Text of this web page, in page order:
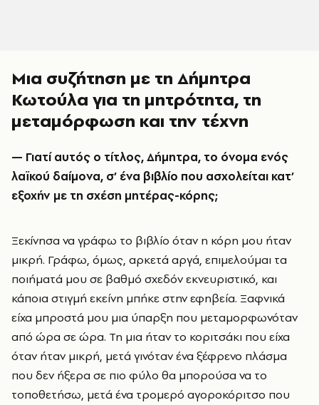
Μια συζήτηση με τη Δήμητρα
Κωτούλα για τη μητρότητα, τη
μεταμόρφωση και την τέχνη
— Γιατί αυτός ο τίτλος, Δήμητρα, το όνομα ενός
λαϊκού δαίμονα, σ’ ένα βιβλίο που ασχολείται κατ’
εξοχήν με τη σχέση μητέρας-κόρης;
Ξεκίνησα να γράφω το βιβλίο όταν η κόρη μου ήταν
μικρή. Γράφω, όμως, αρκετά αργά, επιμελούμαι τα
ποιήματά μου σε βαθμό σχεδόν εκνευριστικό, και
κάποια στιγμή εκείνη μπήκε στην εφηβεία. Ξαφνικά
είχα μπροστά μου μια ύπαρξη που μεταμορφωνόταν
από ώρα σε ώρα. Τη μια ήταν το κοριτσάκι που είχα
όταν ήταν μικρή, μετά γινόταν ένα ξέφρενο πλάσμα
που δεν ήξερα σε πιο φύλο θα μπορούσα να το
τοποθετήσω, μετά ένα τρομερό αγοροκόριτσο που